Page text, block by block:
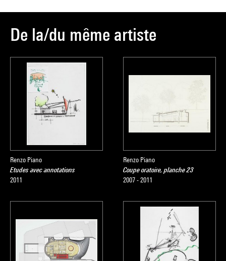
De la/du même artiste
Renzo Piano
Etudes avec annotations
2011
Renzo Piano
Coupe oratoire, planche 23
2007 - 2011